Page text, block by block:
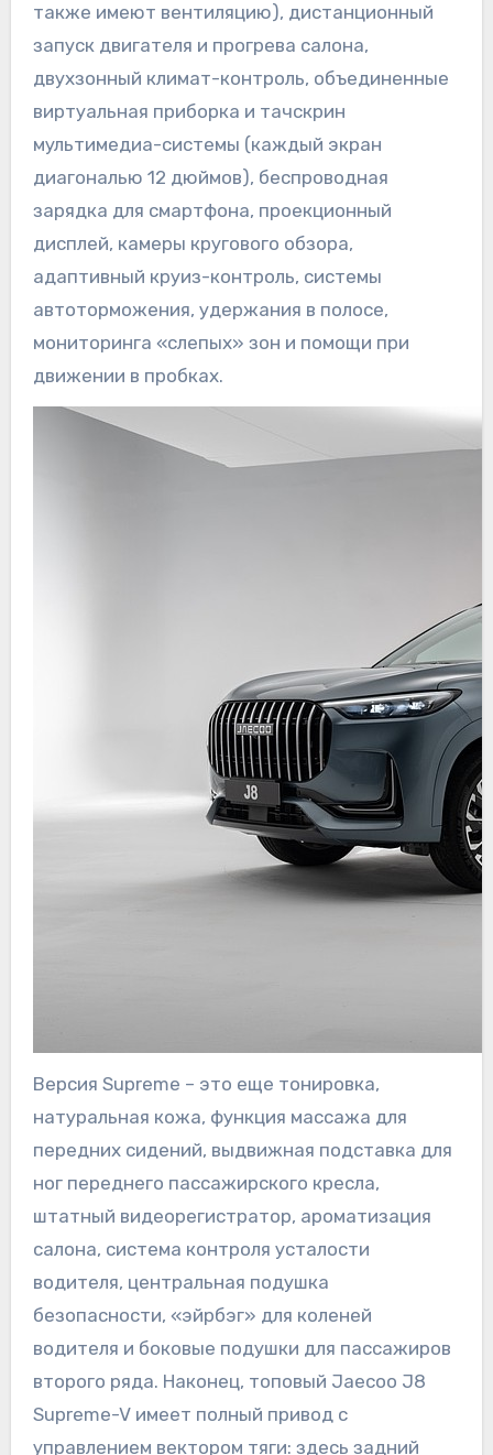
также имеют вентиляцию), дистанционный
запуск двигателя и прогрева салона,
двухзонный климат-контроль, объединенные
виртуальная приборка и тачскрин
мультимедиа-системы (каждый экран
диагональю 12 дюймов), беспроводная
зарядка для смартфона, проекционный
дисплей, камеры кругового обзора,
адаптивный круиз-контроль, системы
автоторможения, удержания в полосе,
мониторинга «слепых» зон и помощи при
движении в пробках.
Версия Supreme – это еще тонировка,
натуральная кожа, функция массажа для
передних сидений, выдвижная подставка для
ног переднего пассажирского кресла,
штатный видеорегистратор, ароматизация
салона, система контроля усталости
водителя, центральная подушка
безопасности, «эйрбэг» для коленей
водителя и боковые подушки для пассажиров
второго ряда. Наконец, топовый Jaecoo J8
Supreme-V имеет полный привод с
управлением вектором тяги: здесь задний